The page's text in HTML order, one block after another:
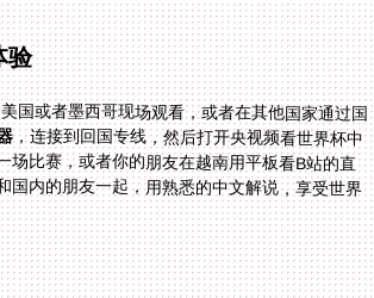
验
国或者墨西哥现场观看，或者在其他国家通过国
，连接到回国专线，然后打开央视频看世界杯中
文解说，画面清晰流畅，没有延迟；同时，你的家人在国内用电脑看同一场比赛，或者你的朋友在越南用平板看B站的直
内的朋友一起，用熟悉的中文解说，享受世界